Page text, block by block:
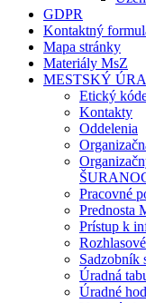
GDPR
Kontaktný
Mapa stránky
Materiály MsZ
MESTSKÝ
Etický
Kontakty
Oddelenia
Pracovné
Prednosta
Prístup k
Sadzobník
Úradná
Úradné